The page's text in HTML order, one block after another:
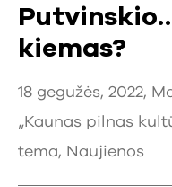
kiemas?
18 gegužės, 2022,
„Kaunas pilnas
tema, Naujienos